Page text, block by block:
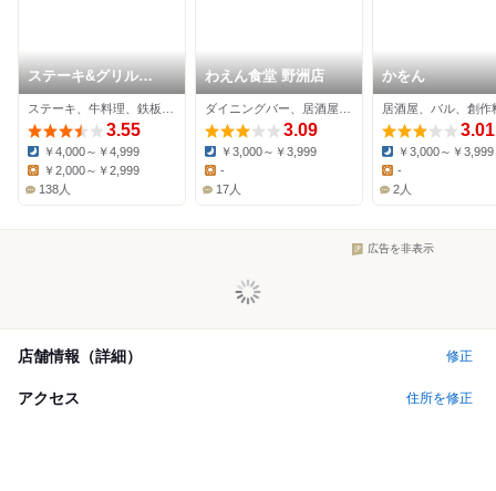
ステーキ&グリル
OKAKI 守山店
3.55
Dinner:
￥4,000～￥4,999
￥2,000～￥2,999
138人
わえん食堂 野洲店
3.09
Dinner:
￥3,000～￥3,999
Lunch:
-
17人
かをん
居酒屋、バル、創作
3.01
Dinner:
￥3,000～￥3,999
Lunch:
-
2人
広告を非表示
店舗情報（詳細） 修正
アクセス 住所を修正